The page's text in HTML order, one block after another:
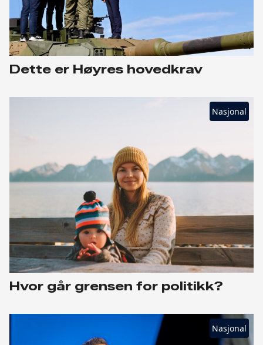
Dette er Høyres hovedkrav
Nasjonal
Hvor går grensen for politikk?
Nasjonal